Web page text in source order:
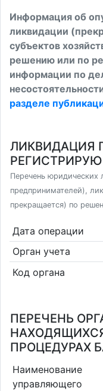
Информация об
ликвидации
субъектов
решению или по
информации по
разделе
ЛИКВИДАЦИЯ
Перечень юридических
предпринимателей),
прекращается) по
Дата операции
Орган учета
Код органа
ПЕРЕЧЕНЬ
ПРОЦЕДУРАХ
Наименование
управляющего